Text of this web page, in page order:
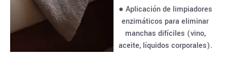
● Aplicación de limpiadores
enzimáticos para eliminar
manchas difíciles (vino,
aceite, líquidos corporales).